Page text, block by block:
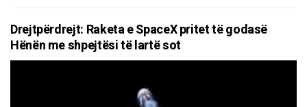
Drejtpërdrejt: Raketa e SpaceX pritet të godasë
Hënën me shpejtësi të lartë sot